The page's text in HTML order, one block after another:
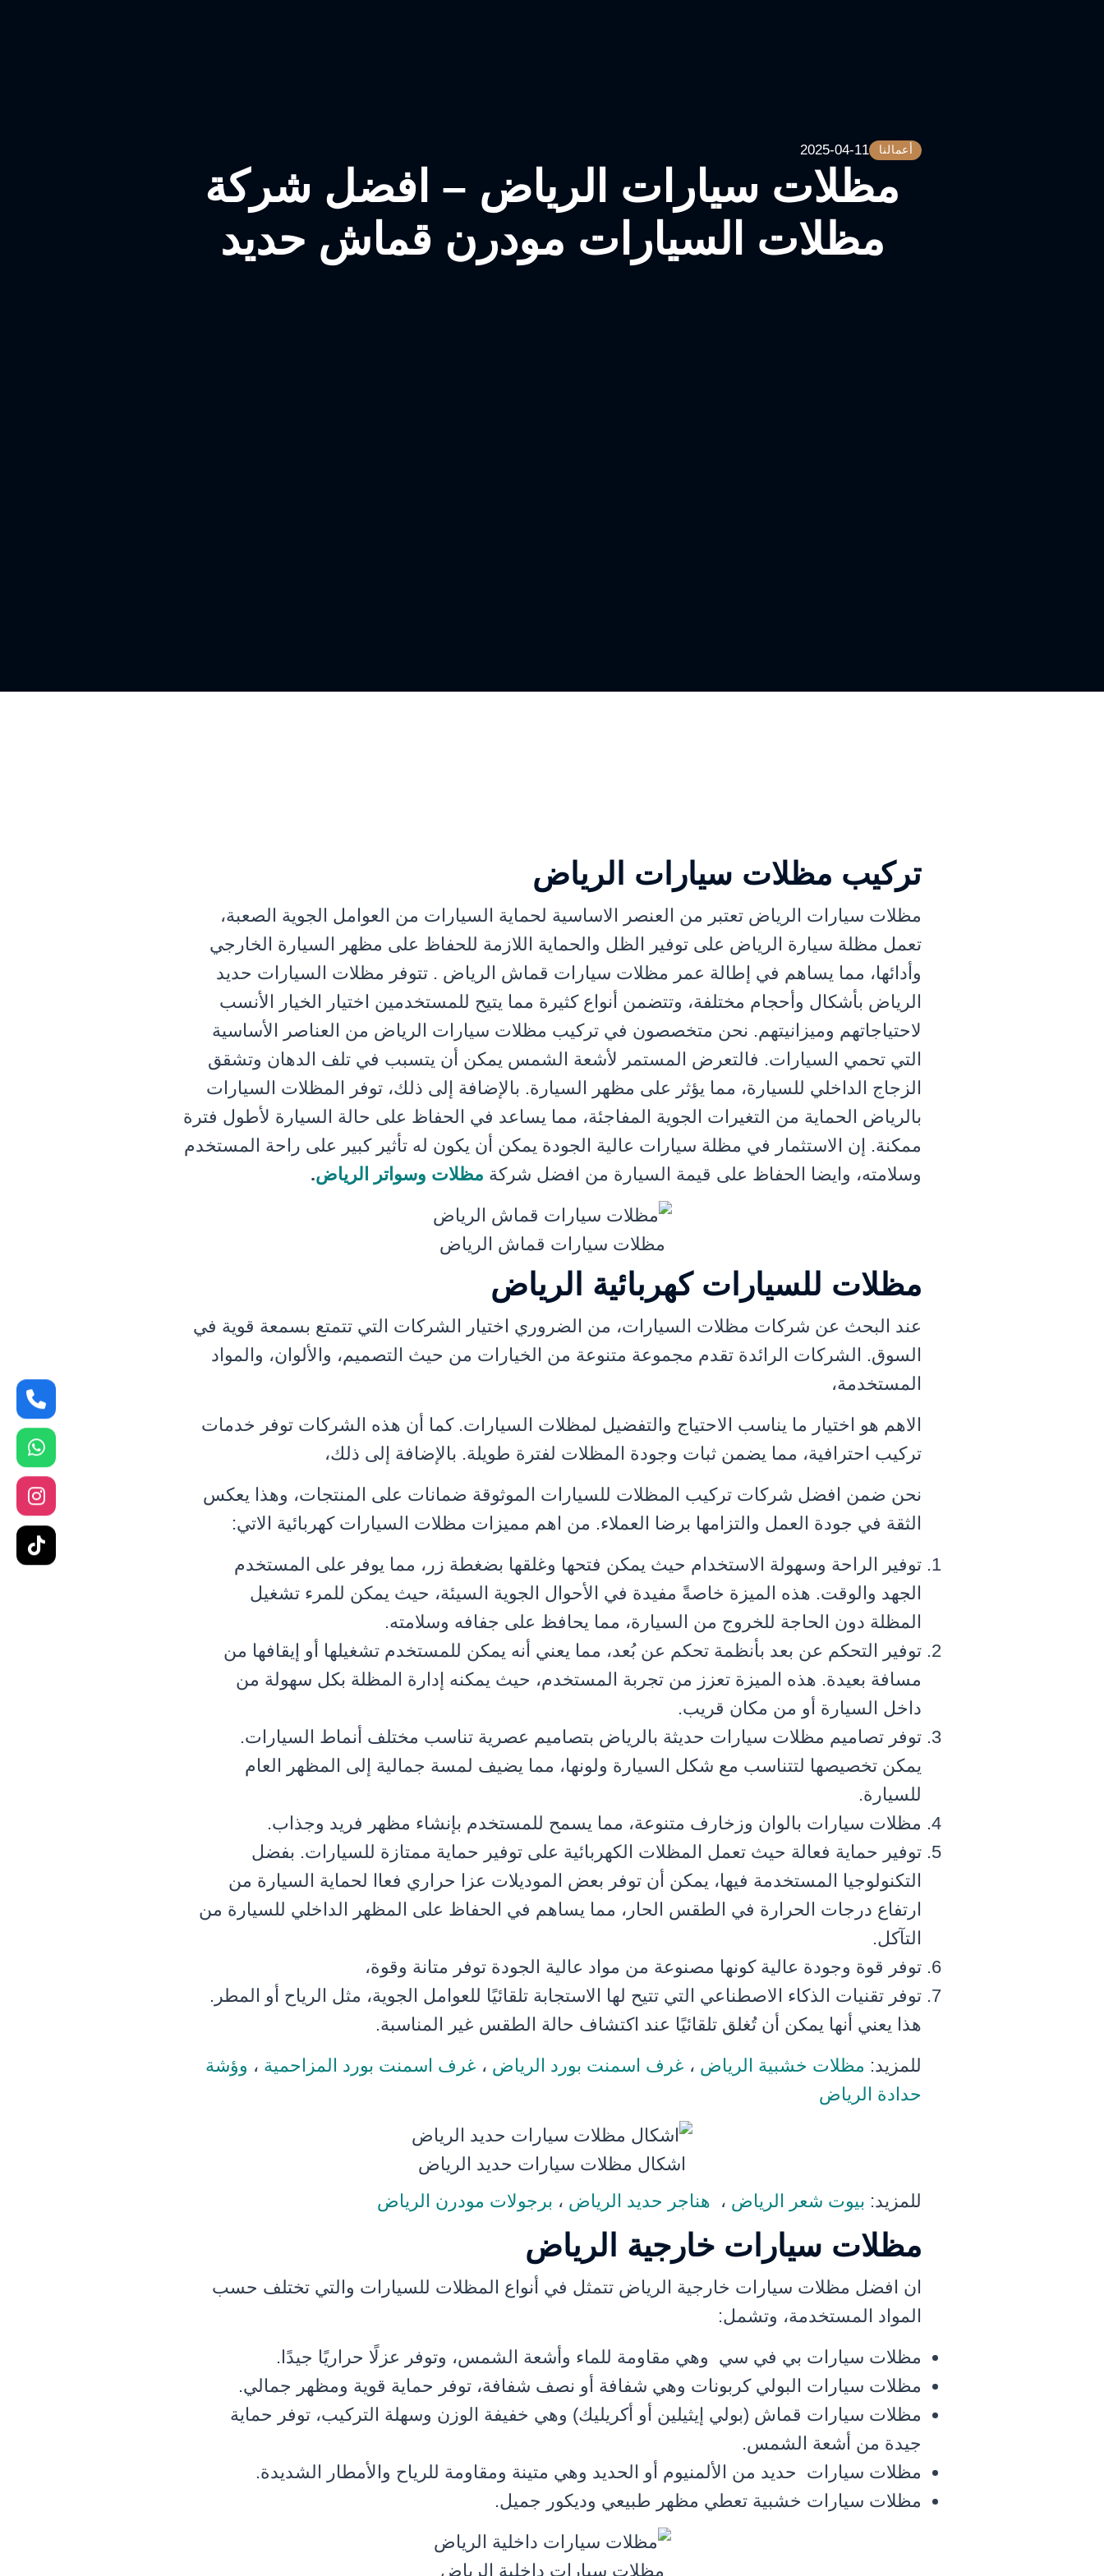
أعمالنا 2025-04-11
مظلات سيارات الرياض – افضل شركة
مظلات السيارات مودرن قماش حديد
تركيب مظلات سيارات الرياض
مظلات سيارات الرياض تعتبر من العنصر الاساسية لحماية السيارات من العوامل الجوية الصعبة،
تعمل مظلة سيارة الرياض على توفير الظل والحماية اللازمة للحفاظ على مظهر السيارة الخارجي
وأدائها، مما يساهم في إطالة عمر مظلات سيارات قماش الرياض . تتوفر مظلات السيارات حديد
الرياض بأشكال وأحجام مختلفة، وتتضمن أنواع كثيرة مما يتيح للمستخدمين اختيار الخيار الأنسب
لاحتياجاتهم وميزانيتهم. نحن متخصصون في تركيب مظلات سيارات الرياض من العناصر الأساسية
التي تحمي السيارات. فالتعرض المستمر لأشعة الشمس يمكن أن يتسبب في تلف الدهان وتشقق
الزجاج الداخلي للسيارة، مما يؤثر على مظهر السيارة. بالإضافة إلى ذلك، توفر المظلات السيارات
بالرياض الحماية من التغيرات الجوية المفاجئة، مما يساعد في الحفاظ على حالة السيارة لأطول فترة
ممكنة. إن الاستثمار في مظلة سيارات عالية الجودة يمكن أن يكون له تأثير كبير على راحة المستخدم
وسلامته، وايضا الحفاظ على قيمة السيارة من افضل شركة مظلات وسواتر الرياض.
مظلات سيارات قماش الرياض
مظلات للسيارات كهربائية الرياض
عند البحث عن شركات مظلات السيارات، من الضروري اختيار الشركات التي تتمتع بسمعة قوية في
السوق. الشركات الرائدة تقدم مجموعة متنوعة من الخيارات من حيث التصميم، والألوان، والمواد
المستخدمة،
الاهم هو اختيار ما يناسب الاحتياج والتفضيل لمظلات السيارات. كما أن هذه الشركات توفر خدمات
تركيب احترافية، مما يضمن ثبات وجودة المظلات لفترة طويلة. بالإضافة إلى ذلك،
نحن ضمن افضل شركات تركيب المظلات للسيارات الموثوقة ضمانات على المنتجات، وهذا يعكس
الثقة في جودة العمل والتزامها برضا العملاء. من اهم مميزات مظلات السيارات كهربائية الاتي:
توفير الراحة وسهولة الاستخدام حيث يمكن فتحها وغلقها بضغطة زر، مما يوفر على المستخدم
الجهد والوقت. هذه الميزة خاصةً مفيدة في الأحوال الجوية السيئة، حيث يمكن للمرء تشغيل
المظلة دون الحاجة للخروج من السيارة، مما يحافظ على جفافه وسلامته.
توفير التحكم عن بعد بأنظمة تحكم عن بُعد، مما يعني أنه يمكن للمستخدم تشغيلها أو إيقافها من
مسافة بعيدة. هذه الميزة تعزز من تجربة المستخدم، حيث يمكنه إدارة المظلة بكل سهولة من
داخل السيارة أو من مكان قريب.
توفر تصاميم مظلات سيارات حديثة بالرياض بتصاميم عصرية تناسب مختلف أنماط السيارات.
يمكن تخصيصها لتتناسب مع شكل السيارة ولونها، مما يضيف لمسة جمالية إلى المظهر العام
للسيارة.
مظلات سيارات بالوان وزخارف متنوعة، مما يسمح للمستخدم بإنشاء مظهر فريد وجذاب.
توفير حماية فعالة حيث تعمل المظلات الكهربائية على توفير حماية ممتازة للسيارات. بفضل
التكنولوجيا المستخدمة فيها، يمكن أن توفر بعض الموديلات عزا حراري فعاا لحماية السيارة من
ارتفاع درجات الحرارة في الطقس الحار، مما يساهم في الحفاظ على المظهر الداخلي للسيارة من
التآكل.
توفر قوة وجودة عالية كونها مصنوعة من مواد عالية الجودة توفر متانة وقوة،
توفر تقنيات الذكاء الاصطناعي التي تتيح لها الاستجابة تلقائيًا للعوامل الجوية، مثل الرياح أو المطر.
هذا يعني أنها يمكن أن تُغلق تلقائيًا عند اكتشاف حالة الطقس غير المناسبة.
للمزيد: مظلات خشبية الرياض ، غرف اسمنت بورد الرياض ، غرف اسمنت بورد المزاحمية ، وؤشة
حدادة الرياض
اشكال مظلات سيارات حديد الرياض
للمزيد: بيوت شعر الرياض ، هناجر حديد الرياض ، برجولات مودرن الرياض
مظلات سيارات خارجية الرياض
ان افضل مظلات سيارات خارجية الرياض تتمثل في أنواع المظلات للسيارات والتي تختلف حسب
المواد المستخدمة، وتشمل:
مظلات سيارات بي في سي وهي مقاومة للماء وأشعة الشمس، وتوفر عزلًا حراريًا جيدًا.
مظلات سيارات البولي كربونات وهي شفافة أو نصف شفافة، توفر حماية قوية ومظهر جمالي.
مظلات سيارات قماش (بولي إيثيلين أو أكريليك) وهي خفيفة الوزن وسهلة التركيب، توفر حماية
جيدة من أشعة الشمس.
مظلات سيارات حديد من الألمنيوم أو الحديد وهي متينة ومقاومة للرياح والأمطار الشديدة.
مظلات سيارات خشبية تعطي مظهر طبيعي وديكور جميل.
مظلات سيارات داخلية الرياض